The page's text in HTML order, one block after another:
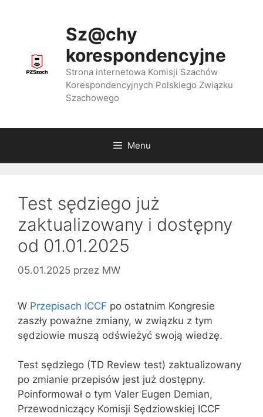
Sz@chy
korespondencyjne
Strona internetowa Komisji Szachów
Korespondencyjnych Polskiego Związku
Szachowego
Menu
Test sędziego już
zaktualizowany i dostępny
od 01.01.2025
05.01.2025 przez MW
W Przepisach ICCF po ostatnim Kongresie
zaszły poważne zmiany, w związku z tym
sędziowie muszą odświeżyć swoją wiedzę.
Test sędziego (TD Review test) zaktualizowany
po zmianie przepisów jest już dostępny.
Poinformował o tym Valer Eugen Demian,
Przewodniczący Komisji Sędziowskiej ICCF